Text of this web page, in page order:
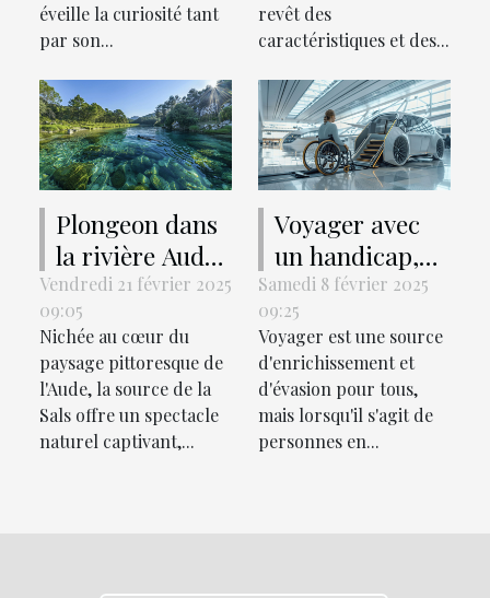
éveille la curiosité tant
par son...
revêt des
caractéristiques et des...
Plongeon dans
la rivière Aude :
découverte de
la source de la
Sals et conseils
pour une
baignade
réussie
Vendredi 21 février 2025
09:05
Nichée au cœur du
paysage pittoresque de
l'Aude, la source de la
Sals offre un spectacle
naturel captivant,...
Voyager avec
un handicap,
les nouvelles
solutions
Samedi 8 février 2025
09:25
Voyager est une source
d'enrichissement et
d'évasion pour tous,
mais lorsqu'il s'agit de
personnes en...